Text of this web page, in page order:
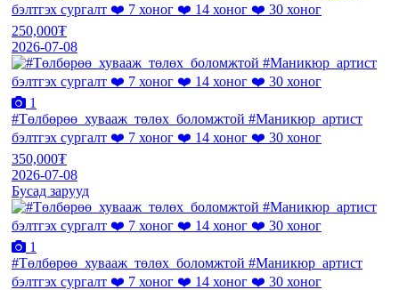
бэлтгэх сургалт ❤️ 7 хоног ❤️ 14 хоног ❤️ 30 хоног
250,000₮
2026-07-08
1
#Төлбөрөө_хувааж_төлөх_боломжтой #Маникюр_артист
бэлтгэх сургалт ❤️ 7 хоног ❤️ 14 хоног ❤️ 30 хоног
350,000₮
2026-07-08
Бусад зарууд
1
#Төлбөрөө_хувааж_төлөх_боломжтой #Маникюр_артист
бэлтгэх сургалт ❤️ 7 хоног ❤️ 14 хоног ❤️ 30 хоног